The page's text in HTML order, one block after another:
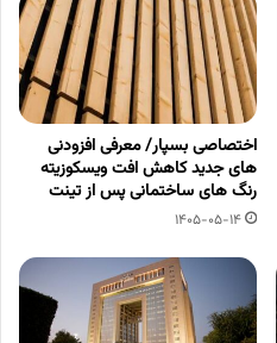
اختصاصی بسپار/ معرفی افزودنی
های جدید کاهش افت ویسکوزیته
رنگ های ساختمانی پس از تینت
1405-05-14